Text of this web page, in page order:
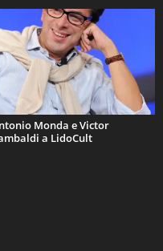
Monda e Victor
a LidoCult